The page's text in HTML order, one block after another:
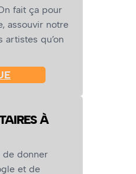
fait ça pour
assouvir notre
qu’on
À
de donner
et de